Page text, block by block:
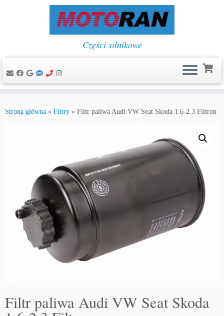
do
Części silnikowe
Strona główna » Filtry » Filtr paliwa Audi VW Seat Skoda 1.6-2.3 Filtron
Filtr paliwa Audi VW Seat Skoda